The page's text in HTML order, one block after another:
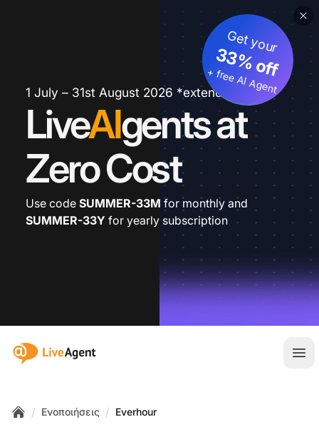
1 July – 31st August 2026 *extended
LiveAIgents at
Zero Cost
Get your
33% off
+ free AI Agent
Use code SUMMER-33M for monthly and
SUMMER-33Y for yearly subscription
:site.title
/ Ενοποιήσεις / Everhour